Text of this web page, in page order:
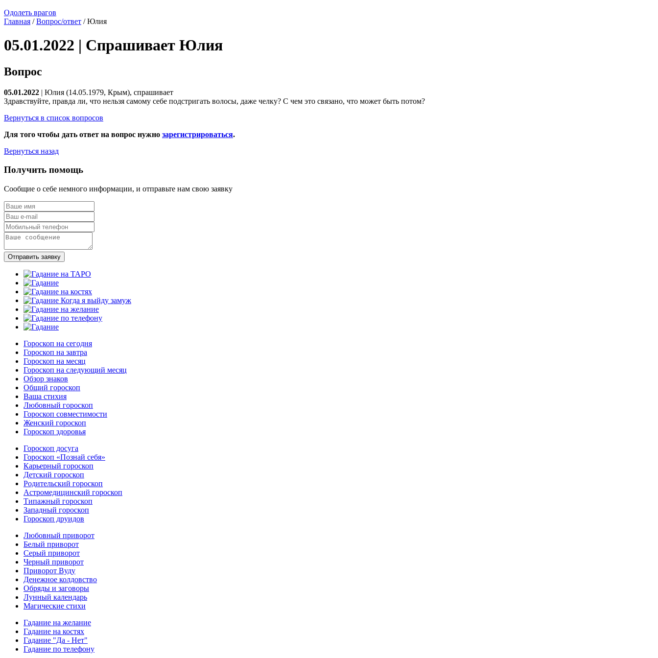
Одолеть врагов
Главная /Вопрос/ответ / Юлия
05.01.2022 | Спрашивает Юлия
Вопрос
05.01.2022 | Юлия (14.05.1979, Крым), спрашивает
Здравствуйте, правда ли, что нельзя самому себе подстригать волосы, даже челку? С чем это связано, что может быть потом?
Вернуться в список вопросов
Для того чтобы дать ответ на вопрос нужно зарегистрироваться.
Вернуться назад
Получить помощь
Сообщие о себе немного информации, и отправьте нам свою заявку
Отправить заявку
Гороскоп на сегодня
Гороскоп на завтра
Гороскоп на месяц
Гороскоп на следующий месяц
Обзор знаков
Общий гороскоп
Ваша стихия
Любовный гороскоп
Гороскоп совместимости
Женский гороскоп
Гороскоп здоровья
Гороскоп досуга
Гороскоп «Познай себя»
Карьерный гороскоп
Детский гороскоп
Родительский гороскоп
Астромедицинский гороскоп
Типажный гороскоп
Западный гороскоп
Гороскоп друидов
Любовный приворот
Белый приворот
Серый приворот
Черный приворот
Приворот Вуду
Денежное колдовство
Обряды и заговоры
Лунный календарь
Магические стихи
Гадание на желание
Гадание на костях
Гадание "Да - Нет"
Гадание по телефону